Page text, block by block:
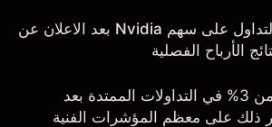
التداول على سهم Nvidia بعد الاعلان عن
الأرباح الفصلية
تراجع السهم بأكثر من 3% في التداولات الممتدة بعد
ذلك على معظم المؤشرات الفنية